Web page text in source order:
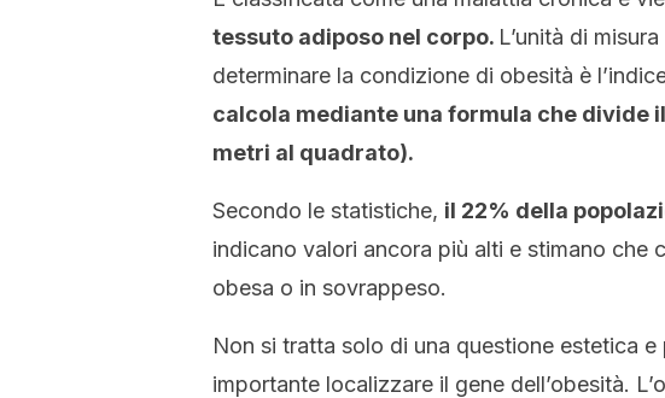
tessuto adiposo nel corpo. L’unità di
determinare la condizione di obesità è
calcola mediante una formula che divide
metri al quadrato).
Secondo le statistiche, il 22% della
indicano valori ancora più alti e stimano che
obesa o in sovrappeso.
Non si tratta solo di una questione estetica
importante localizzare il gene dell’obesità.